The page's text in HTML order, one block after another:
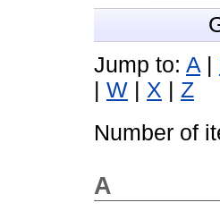
Jump to: A
W X
Z
Number of
A